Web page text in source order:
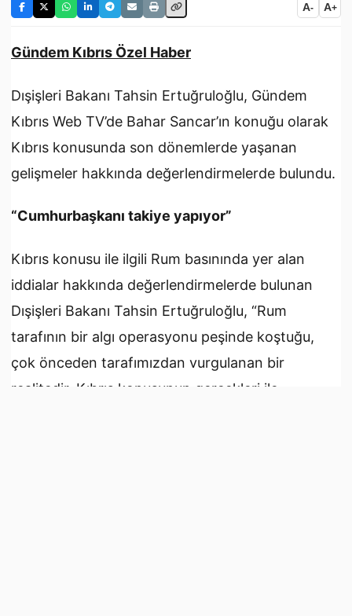
A- A+
Gündem Kıbrıs Özel Haber
Dışişleri Bakanı Tahsin Ertuğruloğlu, Gündem
Kıbrıs Web TV’de Bahar Sancar’ın konuğu olarak
Kıbrıs konusunda son dönemlerde yaşanan
gelişmeler hakkında değerlendirmelerde bulundu.
“Cumhurbaşkanı takiye yapıyor”
Kıbrıs konusu ile ilgili Rum basınında yer alan
iddialar hakkında değerlendirmelerde bulunan
Dışişleri Bakanı Tahsin Ertuğruloğlu, “Rum
tarafının bir algı operasyonu peşinde koştuğu,
çok önceden tarafımızdan vurgulanan bir
realitedir. Kıbrıs konusunun gerçekleri ile